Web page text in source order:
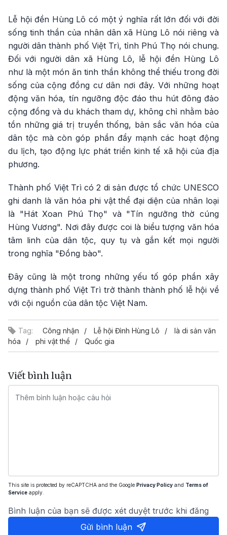
Lễ hội đền Hùng Lô có một ý nghĩa rất lớn đối với đời
sống tinh thần của nhân dân xã Hùng Lô nói riêng và
người dân thành phố Việt Trì, tỉnh Phú Thọ nói chung.
Đối với người dân xã Hùng Lô, lễ hội đền Hùng Lô
như là một món ăn tinh thần không thể thiếu trong đời
sống của cộng đồng cư dân nơi đây. Với những hoạt
động văn hóa, tín ngưỡng độc đáo thu hút đông đảo
cộng đồng và du khách tham dự, không chỉ nhằm bảo
tồn những giá trị truyền thống, bản sắc văn hóa của
dân tộc mà còn góp phần đẩy mạnh các hoạt động
du lịch, tạo động lực phát triển kinh tế xã hội của địa
phương.
Thành phố Việt Trì có 2 di sản được tổ chức UNESCO
ghi danh là văn hóa phi vật thể đại diện của nhân loại
là "Hát Xoan Phú Thọ" và "Tín ngưỡng thờ cúng
Hùng Vương". Nơi đây được coi là biểu tượng văn hóa
tâm linh của dân tộc, quy tụ và gắn kết mọi người
trong nghĩa "Đồng bào".
Đây cũng là một trong những yếu tố góp phần xây
dựng thành phố Việt Trì trở thành thành phố lễ hội về
với cội nguồn của dân tộc Việt Nam.
Tag: Công nhận Lễ hội Đình Hùng Lô
là di sản văn
hóa
phi vật thể Quốc gia
Viết bình luận
This site is protected by reCAPTCHA and the Google Privacy Policy and Terms of
Service apply.
Bình luận của bạn sẽ được xét duyệt trước khi đăng
Gửi bình luận